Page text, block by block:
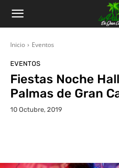
Inicio Eventos
EVENTOS
Fiestas Noche
Palmas de Gran
10 Octubre, 2019